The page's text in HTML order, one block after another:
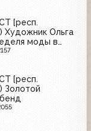
[респ.
Художник Ольга
моды в
[респ.
Золотой